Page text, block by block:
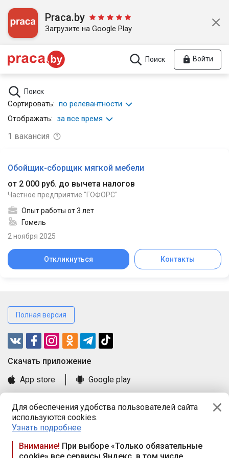
Для обеспечения удобства пользователей сайта
используются cookies.
Узнать подробнее
Внимание! При выборе «Только обязательные
Praca.by
Загрузите на Google Play
Поиск Войти
Поиск
Сортировать: по релевантности
Отображать: за все время
1 вакансия
Обойщик-сборщик мягкой мебели
от 2 000 руб. до вычета налогов
Частное предприятие "ГОФОРС"
Опыт работы от 3 лет
Гомель
2 ноября 2025
Откликнуться Контакты
Полная версия
Cкачать приложение
App store
Google play
Книга замечаний и предложений
Правила и документы
Praca.by © 2000—2026, ООО «ПРАЦА БАЙ»